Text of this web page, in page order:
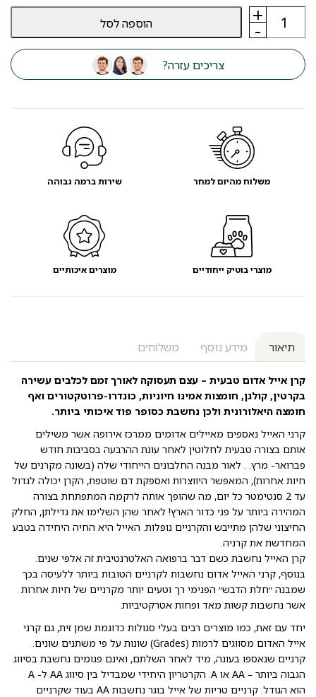
-
כמות
קרן
אייל
אדום
חצויה
XL
+ הוספה לסל
צריכים עזרה?
תיאור מידע נוסף משלוחים
קרן אייל אדום טבעית – עצם תעסוקה לאורך זמם לכלבים עשירה
בקרטין, קולגן, חומצות אמינו חיוניות, כונדרו-פרוטקטורים ואף
חומצה היאלורונית ולכן נחשבת כסופר פוד איכותי ביותר.
קרני האייל נאספים מאיילים אדומים ממרכז אירופה אשר משילים
אותם בצורה טבעית לחלוטין לאחר עונת ההרבעה בסביבות חודש
פברואר- מרץ. . לאור מבנה החלבונים הייחודי שלה (בשונה מקרנים של
חיות אחרות), המאפשר היווצרות ואספקת דם שוטפת, הקרן יכולה לגדול
עד 2 סנטימטר כל יום, מה שהופך אותה לרקמה המתפתחת בצורה
המהירה ביותר על פני כדור הארץ! לאחר שהן השלימו את גדילתן, החלק
החיצוני שלהן מתייבש והקרניים נופלות. האייל היא החיה היחידה בטבע
המחדשת את קרניה.
קרן האייל נחשבת כשם דבר ברפואה האלטרנטיבית זה אלפי שנים.
בנוסף, קרני האייל אדום נחשבות לקרניים הטובות ביותר ללעיסה בכך
שמבנה ״חלת הדבש״ הפנימי רך וטעים יותר מקרניים של חיות אחרות
אשר נחשבות קשות מאד ופחות אטרקטיביות.
יחד עם זאת, כמו מוצרים רבים בעלי סגולות כדוגמת שמן זית, גם קרני
אייל האדום מסווגים לרמות (Grades) שונות על פי משתנים שונים.
קרניים שנאספו בעונה, מיד לאחר השלתם, ואינם פגומים נחשבת בסיווג
הגבוה ביותר – AA או A. הקרטריון היחידי שמבדיל בין סיווג AA ל- A
הוא הגודל. קרניים טריות של אייל בוגר נחשבות AA בעוד שקרניים
משלוח מהיום למחר שירות ברמה גבוהה
מוצרי בוטיק ייחודיים מוצרים איכותיים